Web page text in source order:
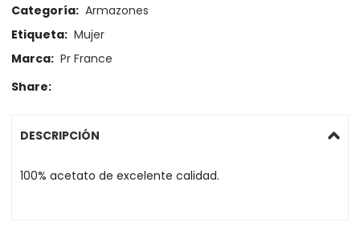
Categoría: Armazones
Etiqueta: Mujer
Marca: Pr France
Share:
DESCRIPCIÓN
100% acetato de excelente calidad.